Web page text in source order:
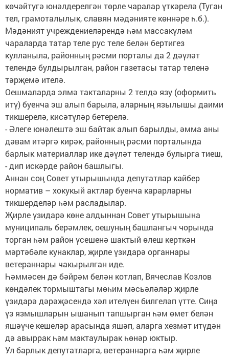
көчәйтүгә юнәлдерелгән төрле чаралар үткәрелә (Туган
тел, грамоталылык, славян мәдәнияте көннәре һ.б.).
Мәдәният учреждениеләрендә һәм массакүләм
чараларда татар теле рус теле белән бертигез
кулланыла, районның рәсми порталы да 2 дәүләт
телендә булдырылган, район газетасы татар теленә
тәрҗемә ителә.
Оешмаларда элмә такталарны 2 телдә язу (оформить
итү) буенча эш алып барыла, аларның язылышы даими
тикшерелә, кисәтүләр бетерелә.
- Әлеге юнәлештә эш байтак алып барылды, әмма аны
дәвам итәргә кирәк, районның рәсми порталында
барлык материаллар ике дәүләт телендә булырга тиеш,
- дип искәрде район башлыгы.
Аннан соң Совет утырышында депутатлар кайбер
норматив – хокукый актлар буенча карарларны
тикшерделәр һәм расладылар.
Җирле үзидарә көне алдыннан Совет утырышына
муниципаль берәмлек, оешуның башлангыч чорында
торган һәм район үсешенә шактый өлеш керткән
мәртәбәле кунаклар, җирле үзидарә органнары
ветераннары чакырылган иде.
Һәммәсен дә бәйрәм белән котлап, Вячеслав Козлов
көндәлек тормыштагы мөһим мәсьәләләр җирле
үзидарә дәрәҗәсендә хәл ителүен билгеләп үтте. Сиңа
үз язмышларын ышанып тапшырган һәм өмет белән
яшәүче кешеләр арасында яшәп, аларга хезмәт итүдән
дә авыррак һәм мактаулырак һөнәр юктыр.
Ул барлык депутатларга, ветераннарга һәм җирле